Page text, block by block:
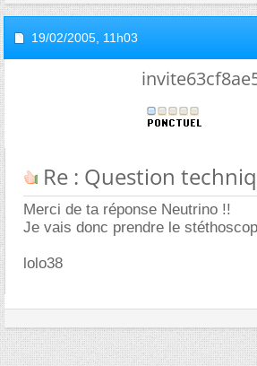
19/02/2005, 11h03
Re : Question
Merci de ta réponse Neutrino !!
Je vais donc prendre le
lolo38